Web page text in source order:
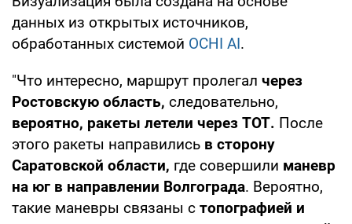
данных из открытых источников,
обработанных системой OCHI AI.
"Что интересно, маршрут пролегал через
Ростовскую область, следовательно,
вероятно, ракеты летели через ТОТ. После
этого ракеты направились в сторону
Саратовской области, где совершили маневр
на юг в направлении Волгограда. Вероятно,
такие маневры связаны с топографией и